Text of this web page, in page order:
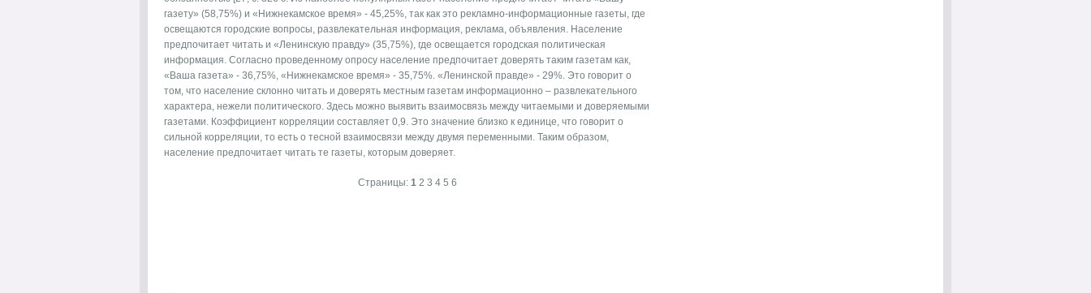
газету» (58,75%) и «Нижнекамское время» - 45,25%, так как это рекламно-информационные газеты, где
освещаются городские вопросы, развлекательная информация, реклама, объявления. Население
предпочитает читать и «Ленинскую правду» (35,75%), где освещается городская политическая
информация. Согласно проведенному опросу население предпочитает доверять таким газетам как,
«Ваша газета» - 36,75%, «Нижнекамское время» - 35,75%. «Ленинской правде» - 29%. Это говорит о
том, что население склонно читать и доверять местным газетам информационно – развлекательного
характера, нежели политического. Здесь можно выявить взаимосвязь между читаемыми и доверяемыми
газетами. Коэффициент корреляции составляет 0,9. Это значение близко к единице, что говорит о
сильной корреляции, то есть о тесной взаимосвязи между двумя переменными. Таким образом,
население предпочитает читать те газеты, которым доверяет.
Страницы: 1 2 3 4 5 6